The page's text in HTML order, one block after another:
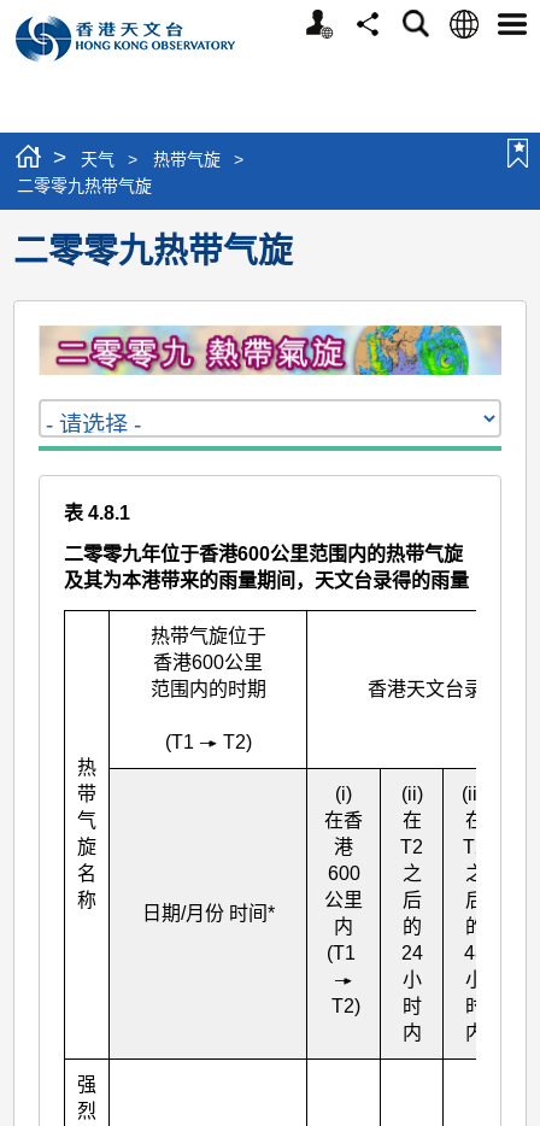
个
分
搜
语
选
> 天气 > 热带气旋
>
二零零九热带气旋
二零零九热带气旋
表 4.8.1
二零零九年位于香港600公里范围内的热带气旋
及其为本港带来的雨量期间，天文台录得的雨量
热
带
气
旋
名
称
热带气旋位于
香港600公里
范围内的时期
(T1 T2)
香港天文台录得的
日期/月份 时间*
(i)
在香
港
600
公里
内
(T1
T2)
(ii)
在
T2
之
后
的
24
小
时
内
(iii)
在
T
之
后
的
48
小
时
内
强
烈